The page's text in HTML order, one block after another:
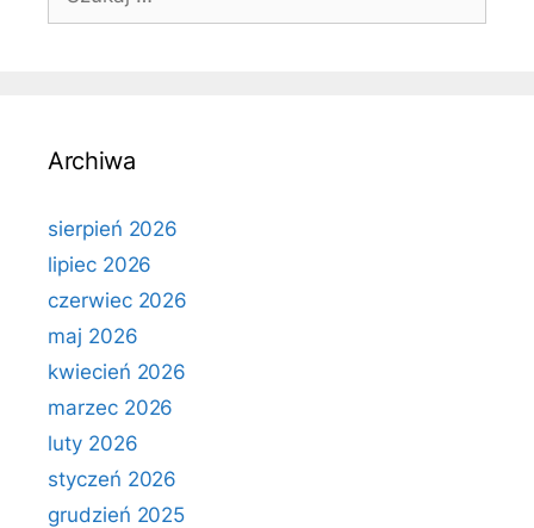
Archiwa
sierpień 2026
lipiec 2026
czerwiec 2026
maj 2026
kwiecień 2026
marzec 2026
luty 2026
styczeń 2026
grudzień 2025